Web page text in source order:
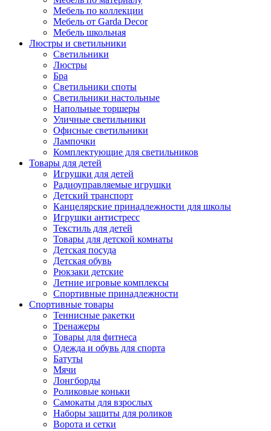
Мебель по коллекции
Мебель от Garda Decor
Мебель школьная
Люстры и светильники
Светильники
Люстры
Бра
Светильники споты
Светильники настольные
Напольные торшеры
Уличные светильники
Офисные светильники
Лампочки
Комплектующие для светильников
Товары для детей
Игрушки для детей
Радиоуправляемые игрушки
Детский транспорт
Канцелярские принадлежности для школы
Игрушки антистресс
Текстиль для детей
Товары для детской комнаты
Детская посуда
Детская обувь
Рюкзаки детские
Летние игровые комплексы
Спортивные принадлежности
Спортивные товары
Теннисные ракетки
Тренажеры
Товары для фитнеса
Одежда и обувь для спорта
Батуты
Мячи
Лонгборды
Роликовые коньки
Самокаты для взрослых
Наборы защиты для роликов
Ворота и сетки